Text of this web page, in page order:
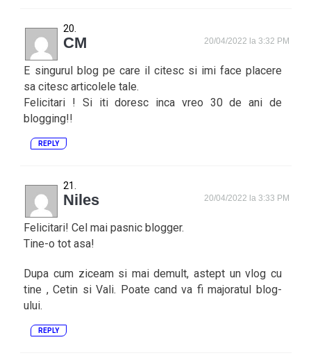
CM 20/04/2022 la 3:32 PM
E singurul blog pe care il citesc si imi face placere
sa citesc articolele tale.
Felicitari ! Si iti doresc inca vreo 30 de ani de
blogging!!
REPLY
Niles 20/04/2022 la 3:33 PM
Felicitari! Cel mai pasnic blogger.
Tine-o tot asa!
Dupa cum ziceam si mai demult, astept un vlog cu
tine , Cetin si Vali. Poate cand va fi majoratul blog-
ului.
REPLY